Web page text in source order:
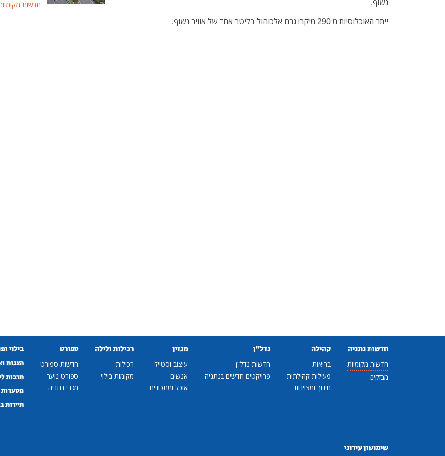
נשוף.
ייתר האוכלוסיות מ 290 מיקרו גרם אלכוהול בליטר אחד של אוויר נשוף.
חדשות
חדשות נתניה
חדשות מקומיות
מבזקים
קהילה
בריאות
פעילות קהילתית
חינוך ומצוינות
נדל"ן
חדשות נדל"ן
פרויקטים חדשים בנתניה
מגזין
עיצוב וסטייל
אנשים
אוכל ומתכונים
רכילות ולילה
רכילות
מקומות בילוי
ספורט
חדשות ספורט
ספורט נוער
מכבי נתניה
בילוי
הצגות
תרבות
מסעדות
תיירות
שימושון עירוני